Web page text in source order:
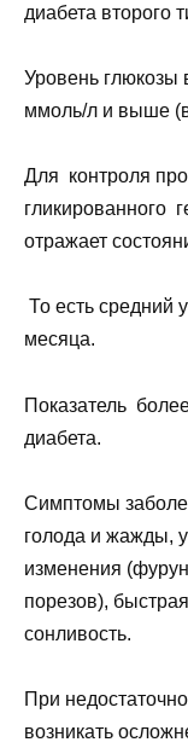
диабета второго
Уровень глюкозы
ммоль/л и выше
Для контроля
гликированного
отражает
То есть средний
месяца.
Показатель
диабета.
Симптомы
голода и жажды,
изменения
порезов),
сонливость.
При
возникать